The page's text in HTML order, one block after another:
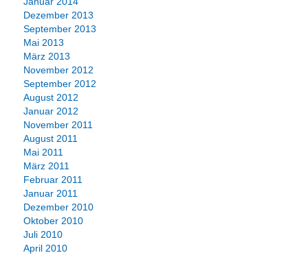
Dezember 2013
September 2013
Mai 2013
März 2013
November 2012
September 2012
August 2012
Januar 2012
November 2011
August 2011
Mai 2011
März 2011
Februar 2011
Januar 2011
Dezember 2010
Oktober 2010
Juli 2010
April 2010